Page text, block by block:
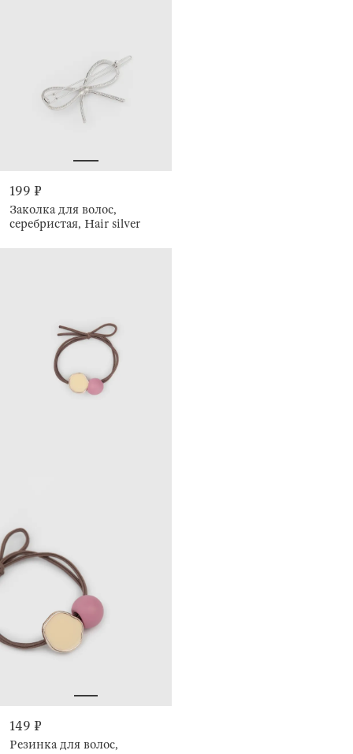
199 ₽
Заколка для волос,
серебристая, Hair silver
149 ₽
Резинка для волос,